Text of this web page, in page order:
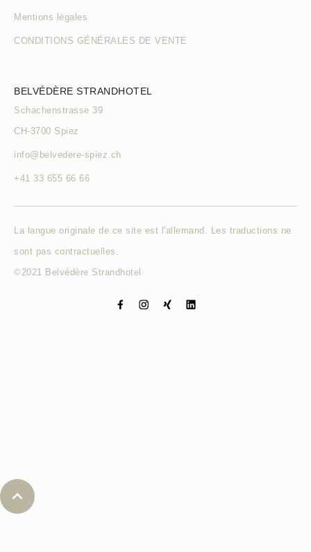
Mentions légales
CONDITIONS GÉNÉRALES DE VENTE
BELVÉDÈRE STRANDHOTEL
Schachenstrasse 39
CH-3700 Spiez
info@belvedere-spiez.ch
+41 33 655 66 66
La langue originale de ce site est l'allemand. Les traductions ne
sont pas contractuelles.
©2021 Belvédère Strandhotel